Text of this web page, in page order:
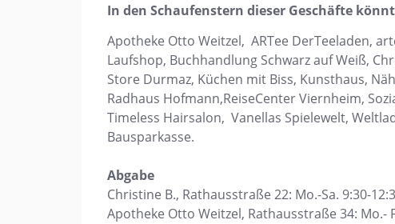
In den Schaufenstern dieser Geschäfte
Apotheke Otto Weitzel, ARTee DerTeeladen,
Laufshop, Buchhandlung Schwarz auf Weiß,
Store Durmaz, Küchen mit Biss, Kunsthaus,
Radhaus Hofmann,ReiseCenter Viernheim,
Timeless Hairsalon, Vanellas Spielewelt,
Bausparkasse.
Abgabe
Christine B., Rathausstraße 22: Mo.-Sa. 9:30-
Apotheke Otto Weitzel, Rathausstraße 34: Mo.-